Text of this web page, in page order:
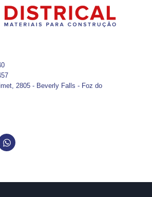
2805 - Beverly Falls - Foz do